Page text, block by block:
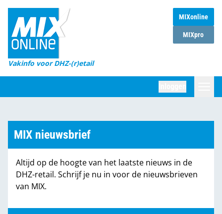
MIXonline
MIXpro
Vakinfo voor DHZ-(r)etail
Home
Magazines
DHZ Sessie
Marktcijfers
Partners
MIX nieuwsbrief
Altijd op de hoogte van het laatste nieuws in de
DHZ-retail. Schrijf je nu in voor de nieuwsbrieven
van MIX.